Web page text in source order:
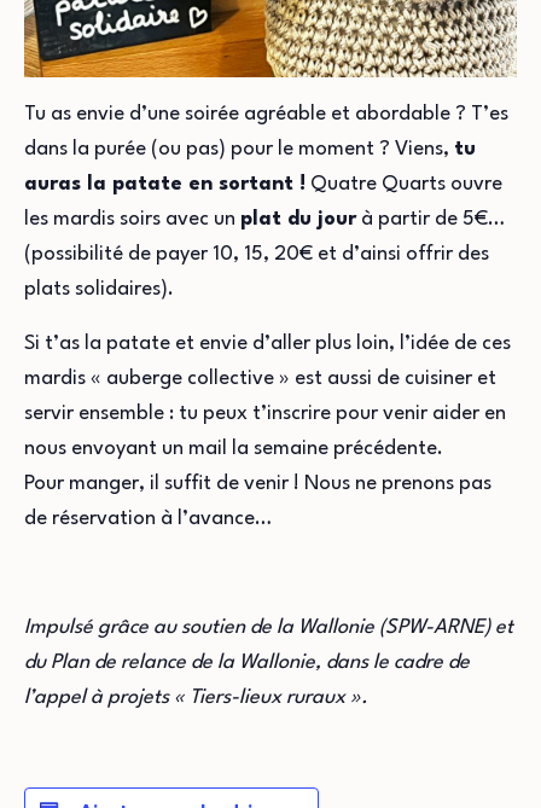
Tu as envie d’une soirée agréable et abordable ? T’es
dans la purée (ou pas) pour le moment ? Viens, tu
auras la patate en sortant ! Quatre Quarts ouvre
les mardis soirs avec un plat du jourà partir de 5€…
(possibilité de payer 10, 15, 20€ et d’ainsi offrir des
plats solidaires).
Si t’as la patate et envie d’aller plus loin, l’idée de ces
mardis « auberge collective » est aussi de cuisiner et
servir ensemble : tu peux t’inscrire pour venir aider en
nous envoyant un mail la semaine précédente.
Pour manger, il suffit de venir ! Nous ne prenons pas
de réservation à l’avance…
Impulsé grâce au soutien de la Wallonie (SPW-ARNE) et
du Plan de relance de la Wallonie, dans le cadre de
l’appel à projets « Tiers-lieux ruraux ».